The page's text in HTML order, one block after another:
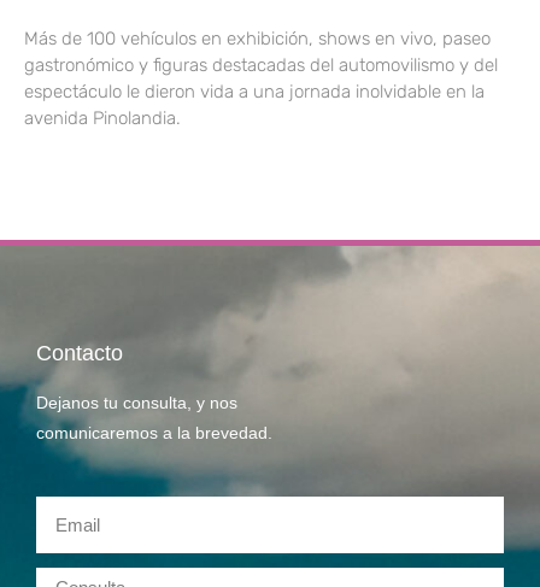
Más de 100 vehículos en exhibición, shows en vivo, paseo
gastronómico y figuras destacadas del automovilismo y del
espectáculo le dieron vida a una jornada inolvidable en la
avenida Pinolandia.
Contacto
Dejanos tu consulta, y nos
comunicaremos a la brevedad.